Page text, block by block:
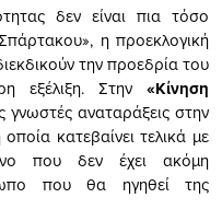
δεν είναι πια τόσο
η προεκλογική
την προεδρία του
εξέλιξη. Στην «Κίνηση
αναταράξεις στην
κατεβαίνει τελικά με
που δεν έχει ακόμη
που θα ηγηθεί της